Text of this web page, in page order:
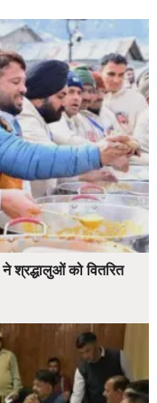
श्रद्धालुओं को वितरित